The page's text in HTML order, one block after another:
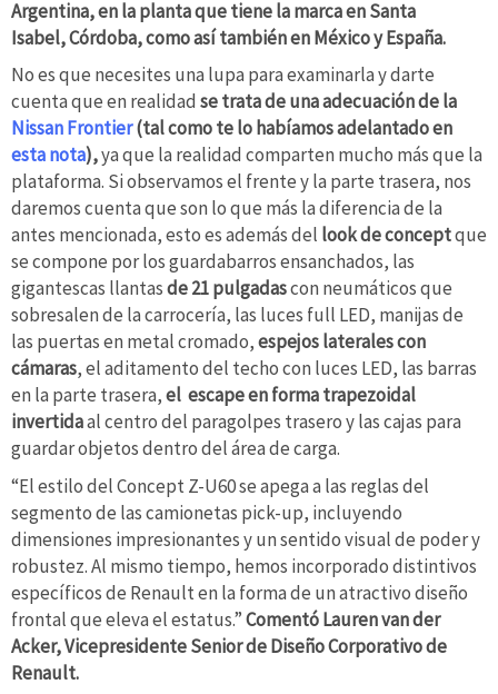
Argentina, en la planta que tiene la marca en Santa
Isabel,Córdoba, como así también en México yEspaña.
No es que necesites una lupa para examinarla y darte
cuenta que en realidad se trata de una adecuación de la
Nissan Frontier(tal como te lo habíamos adelantado en
esta nota),ya que la realidad comparten mucho más que la
plataforma. Si observamos el frente y la parte trasera, nos
daremos cuenta que son lo que más la diferencia de la
antes mencionada, esto es además del look de conceptque
se compone por los guardabarros ensanchados, las
gigantescas llantasde 21 pulgadascon neumáticos que
sobresalen de la carrocería, las luces full LED, manijas de
las puertas en metal cromado,espejos laterales con
cámaras, el aditamento del techo con luces LED, las barras
en la parte trasera,el escape en forma trapezoidal
invertidaal centro del paragolpes trasero y las cajas para
guardar objetos dentro del área de carga.
“El estilo del Concept Z-U60 se apega a las reglas del
segmento de las camionetas pick-up, incluyendo
dimensiones impresionantes y un sentido visual de poder y
robustez. Al mismo tiempo, hemos incorporado distintivos
específicos de Renault en la forma de un atractivo diseño
frontal que eleva el estatus.”Comentó Lauren van der
Acker, Vicepresidente Senior de Diseño Corporativo de
Renault.